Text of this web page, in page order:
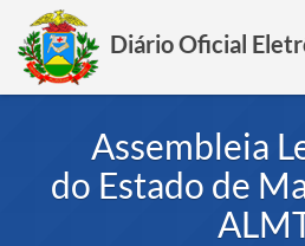
Diário Oficial
Assembleia
do Estado de